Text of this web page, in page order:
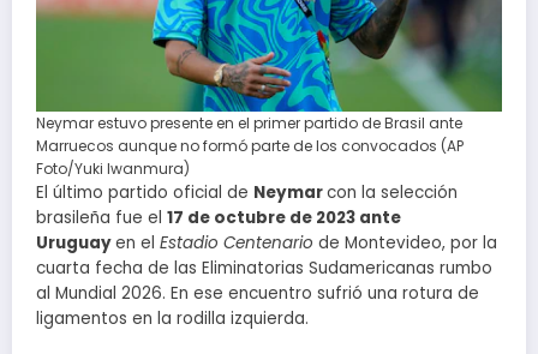
Neymar estuvo presente en el primer partido de Brasil ante
Marruecos aunque no formó parte de los convocados (AP
Foto/Yuki Iwanmura)
El último partido oficial de Neymarcon la selección
brasileña fue el 17 de octubre de 2023 ante
Uruguayen el Estadio Centenario de Montevideo, por la
cuarta fecha de las Eliminatorias Sudamericanas rumbo
al Mundial 2026. En ese encuentro sufrió una rotura de
ligamentos en la rodilla izquierda.